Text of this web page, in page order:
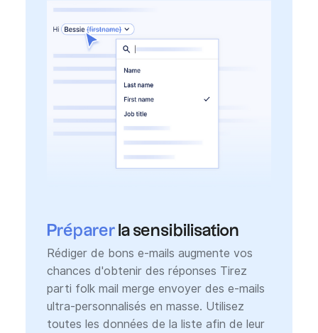
Préparerla sensibilisation
Rédiger de bons e-mails augmente vos
chances d'obtenir des réponses Tirez
parti folk mail merge envoyer des e-mails
ultra-personnalisés en masse. Utilisez
toutes les données de la liste afin de leur